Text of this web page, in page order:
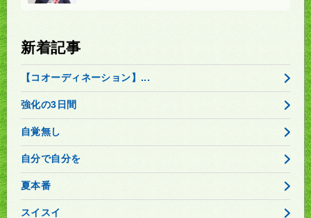
新着記事
【コオーディネーション】...
強化の3日間
自覚無し
自分で自分を
夏本番
スイスイ